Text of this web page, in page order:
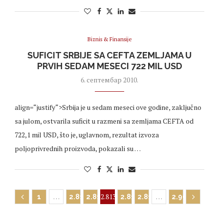
Biznis & Finansije
SUFICIT SRBIJE SA CEFTA ZEMLJAMA U
PRVIH SEDAM MESECI 722 MIL USD
6. септембар 2010.
align=“justify“>Srbija je u sedam meseci ove godine, zaključno
sa julom, ostvarila suficit u razmeni sa zemljama CEFTA od
722,1 mil USD, što je, uglavnom, rezultat izvoza
poljoprivrednih proizvoda, pokazali su …
1 … 2.8112.8122.813 2.8142.815 … 2.996